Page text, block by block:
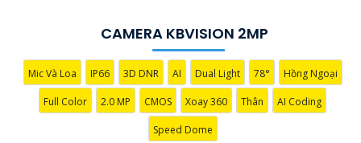
CAMERA KBVISION 2MP
Mic Và Loa IP66 3D DNR AI Dual Light 78° Hồng Ngoại
Full Color 2.0 MP CMOS Xoay 360 Thân AI Coding
Speed Dome